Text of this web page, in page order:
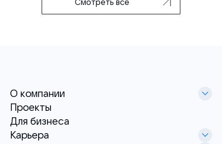
О компании
Проекты
Для бизнеса
Карьера